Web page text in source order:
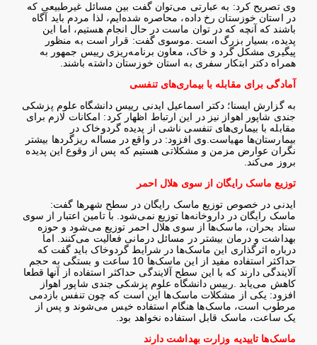
وی تصریح کرد: به عبارتی می‌توان گفت بین مسائل غیرطبیعی که
در استان خوزستان رخ داده، محاصره شده‌ایم، لذا مردم باید آگاه
باشند که آنچه که در توان ماست در حال انجام هستیم، اما این
پدیده، بسیار بزرگ است.موسوی گفت: قرار است به منظور
پیگیری مشکل گرد و خاک، معاون برنامه‌ریزی رییس جمهور به
همراه دکتر ابتکار سفری به استان خوزستان داشته باشند.
آمادگی برای مقابله با بیماری‌های تنفسی
به گزارش ایسنا؛ دکتر اسماعیل ایدنی رییس دانشگاه علوم پزشکی
جندی شاپور اهواز نیز در این ارتباط اظهار کرد: امکانات لازم برای
مقابله با بیماری‌های تنفسی ناشی از پدیده گردوخاک در
بیمارستان‌ها مهیاست.وی افزود: در واقع در مساله ریزگردها بیشتر
نگران عوارض مزمن و مشکلاتی هستیم که پس از وقوع این پدیده
بروز می‌کند.
توزیع ماسک رایگان از سوی هلال احمر
ایدنی در خصوص توزیع ماسک رایگان در سطح شهرها گفت:
ماسک رایگان در داروخانه‌ها توزیع نمی‌شود. با تامین اعتبار از سوی
ستاد بحران، ماسک‌ها از سوی هلال احمر توزیع می‌شود و حوزه
بهداشت و درمان بیشتر در مسائل درمانی فعالیت می‌کنند. اما
درباره اثرگذاری این ماسک‌ها در شرایط گردوخاک باید گفت که
حداکثر استفاده مفید از این ماسک‌ها 10 ساعت و بستگی به حجم
آلایندگی دارند که با این سطح آلایندگی حداکثر استفاده از آنها قطعا
کاهش می‌یابد.رییس دانشگاه علوم پزشکی جندی شاپور اهواز
افزود: یکی از مشکلات ماسک‌ها این است که چون تنفس بازدمی
مرطوب است، ماسک‌ها هنگام استفاده خیس می‌شوند و پس از
یک ساعت، ماسک قابل استفاده نخواهد بود.
ماسک‌ها تاییدیه وزارت بهداشت دارند